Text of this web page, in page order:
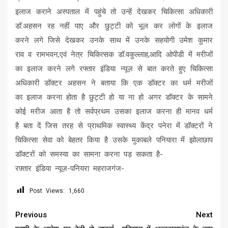
इलाज कराने अस्पताल में पहुंचे तो उन्हें देखकर चिकित्सा अधिकारी
डॉ.अहसन रह नहीं पाए और छुट्टी को भूल कर लोगों के इलाज
करने लगे जिसे देखकर उनके साथ में उनके सहयोगी उमेश कुमार
राव व रामभवन,एवं नेत्र चिकित्सक डॉ.वकुल्लाह,आदि ओपीडी में मरीजों
का इलाज करने लगे रफ्तार इंडिया न्यूज़ से बात करते हुए चिकित्सा
अधिकारी डॉक्टर अहसन ने बताया कि एक डॉक्टर का धर्म मरीजों
का इलाज करना होता है छुट्टी हो या ना हो अगर डॉक्टर के सामने
कोई मरीज आता है तो सर्वप्रथम उसका इलाज करना ही मानव धर्म
है बता दें जिस तरह से प्राथमिक स्वास्थ्य केंद्र पनेरा में डॉक्टरों ने
चिकित्सा सेवा को बेहतर किया है उसके मुकाबले पनियारा में झोलाछाप
डॉक्टरों को समस्या का सामना करना पड़ सकता है-
रफ़्तार इंडिया न्यूज़-पनियरा महराजगंज-
Post Views: 1,660
Continue
Previous
Next